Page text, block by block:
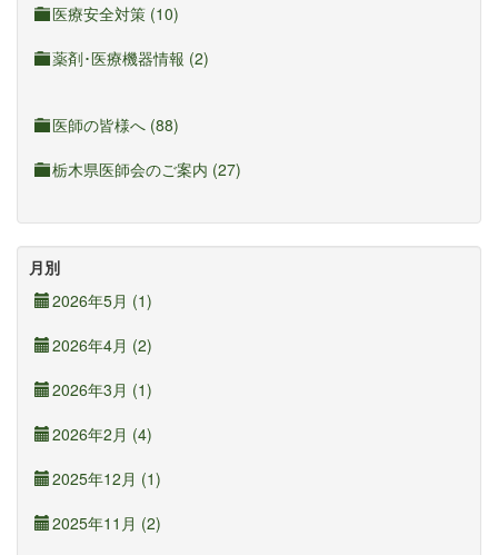
医療安全対策 (10)
薬剤･医療機器情報 (2)
医師の皆様へ (88)
栃木県医師会のご案内 (27)
月別
2026年5月 (1)
2026年4月 (2)
2026年3月 (1)
2026年2月 (4)
2025年12月 (1)
2025年11月 (2)